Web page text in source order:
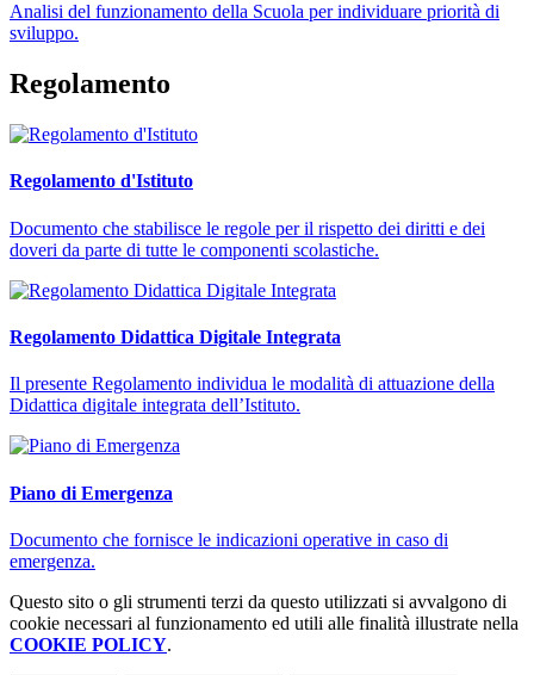
Analisi del funzionamento della Scuola per individuare priorità di
sviluppo.
Regolamento
Regolamento d'Istituto
Documento che stabilisce le regole per il rispetto dei diritti e dei
doveri da parte di tutte le componenti scolastiche.
Regolamento Didattica Digitale Integrata
Il presente Regolamento individua le modalità di attuazione della
Didattica digitale integrata dell’Istituto.
Piano di Emergenza
Documento che fornisce le indicazioni operative in caso di
emergenza.
Questo sito o gli strumenti terzi da questo utilizzati si avvalgono di
cookie necessari al funzionamento ed utili alle finalità illustrate nella
COOKIE POLICY.